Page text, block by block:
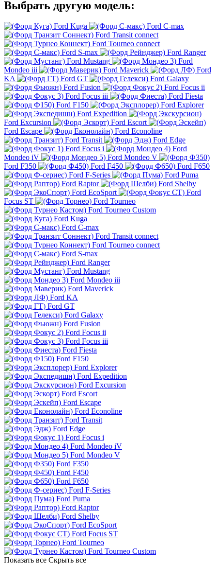
Выбрать другую модель:
Ford Kuga
Ford C-max
Ford Transit connect
Ford Tourneo connect
Ford S-max
Ford Ranger
Ford Mustang
Ford
Mondeo iii
Ford Maverick
Ford
KA
Ford GT
Ford Galaxy
Ford Fusion
Ford Focus ii
Ford Focus iii
Ford Fiesta
Ford F150
Ford Explorer
Ford Expedition
Ford Excursion
Ford Escort
Ford Escape
Ford Econoline
Ford Transit
Ford Edge
Ford Focus i
Ford
Mondeo iV
Ford Mondeo V
Ford F350
Ford F450
Ford F650
Ford F-Series
Ford Puma
Ford Raptor
Ford Shelby
Ford EcoSport
Ford
Focus ST
Ford Tourneo
Ford Tourneo Custom
Ford Kuga
Ford C-max
Ford Transit connect
Ford Tourneo connect
Ford S-max
Ford Ranger
Ford Mustang
Ford Mondeo iii
Ford Maverick
Ford KA
Ford GT
Ford Galaxy
Ford Fusion
Ford Focus ii
Ford Focus iii
Ford Fiesta
Ford F150
Ford Explorer
Ford Expedition
Ford Excursion
Ford Escort
Ford Escape
Ford Econoline
Ford Transit
Ford Edge
Ford Focus i
Ford Mondeo iV
Ford Mondeo V
Ford F350
Ford F450
Ford F650
Ford F-Series
Ford Puma
Ford Raptor
Ford Shelby
Ford EcoSport
Ford Focus ST
Ford Tourneo
Ford Tourneo Custom
Показать все Скрыть все